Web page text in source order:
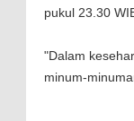
pukul 23.30
"Dalam
minum-